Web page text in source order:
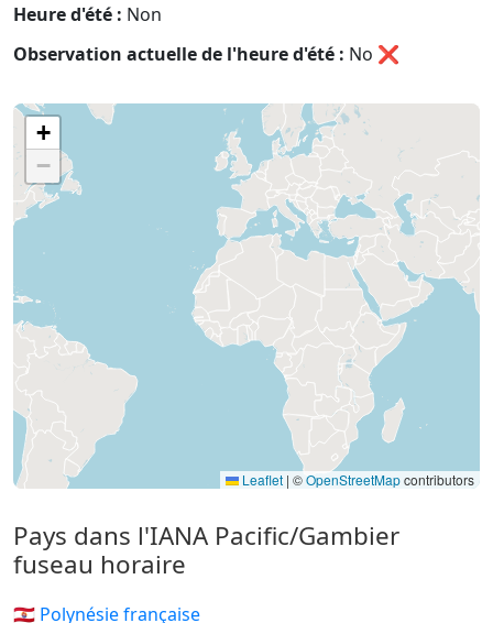
Heure d'été : Non
Observation actuelle de l'heure d'été : No ❌
+
−
Leaflet | ©OpenStreetMapcontributors
Pays dans l'IANA Pacific/Gambier
fuseau horaire
🇵🇫 Polynésie française